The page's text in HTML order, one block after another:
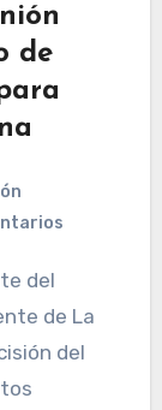
de
de La
del